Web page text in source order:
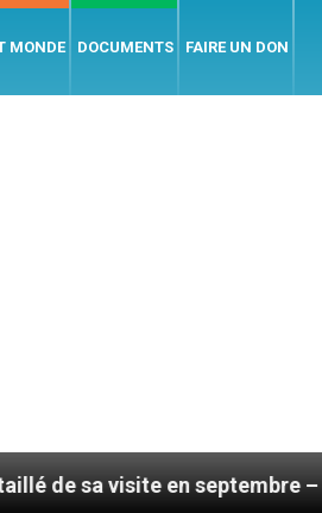
MONDE DOCUMENTS FAIRE UN DON
septembre – 7 titres,